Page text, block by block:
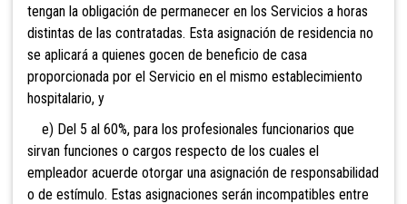
tengan la obligación de permanecer en los Servicios a horas
distintas de las contratadas. Esta asignación de residencia no
se aplicará a quienes gocen de beneficio de casa
proporcionada por el Servicio en el mismo establecimiento
hospitalario, y
e) Del 5 al 60%, para los profesionales funcionarios que
sirvan funciones o cargos respecto de los cuales el
empleador acuerde otorgar una asignación de responsabilidad
o de estímulo. Estas asignaciones serán incompatibles entre